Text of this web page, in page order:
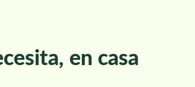
en casa